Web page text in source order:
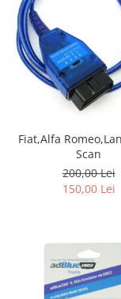
Fiat,Alfa
Scan
200,00 Lei
150,00 Lei